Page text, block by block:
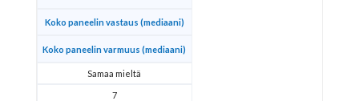
Koko paneelin vastaus (mediaani)
Koko paneelin varmuus (mediaani)
Samaa mieltä
7